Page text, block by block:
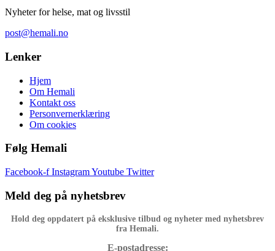
Nyheter for helse, mat og livsstil
post@hemali.no
Lenker
Hjem
Om Hemali
Kontakt oss
Personvernerklæring
Om cookies
Følg Hemali
Facebook-f InstagramYoutube Twitter
Meld deg på nyhetsbrev
Hold deg oppdatert på eksklusive tilbud og nyheter med nyhetsbrev
fra Hemali.
E-postadresse: